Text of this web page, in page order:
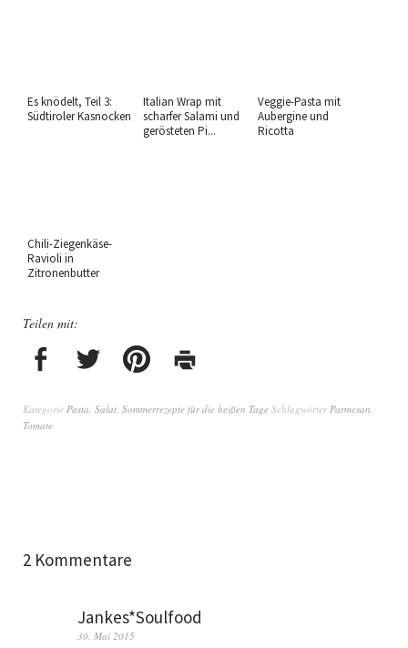
Es knödelt, Teil 3:
Südtiroler Kasnocken
Italian Wrap mit
scharfer Salami und
gerösteten Pi...
Veggie-Pasta mit
Aubergine und
Ricotta
Chili-Ziegenkäse-
Ravioli in
Zitronenbutter
Teilen mit:
Kategorie Pasta, Salat, Sommerrezepte für die heißen Tage SchlagwörterParmesan,
Tomate
2 Kommentare
Jankes*Soulfood
30. Mai 2015